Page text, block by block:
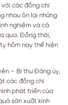
các đồng chí
nhau ôn lại những
nghiệm và cả
qua. Đồng thời,
hôm nay thể hiện
– Bí thư Đảng ủy,
các đồng chí
phát triển của
sản xuất kinh